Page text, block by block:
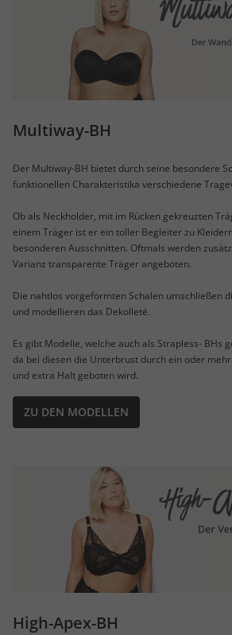
Multiway-BH
Der Multiway-BH bietet durch seine besondere
funktionellen Charakteristika verschiedene
Ob als Neckholder, mit im Rücken gekreuzten
einem Träger ist er ein toller Begleiter zu
besonderen Ausschnitten. Oftmals werden
Varianz transparente Träger angeboten.
Die nahtlos vorgeformten Schalen umschließen
und modellieren das Dekolleté.
Es gibt Modelle, welche auch als Strapless- BHs
da bei diesen die Unterbrust durch ein oder
und extra Halt geboten wird.
ZU DEN MODELLEN
High-Apex-BH